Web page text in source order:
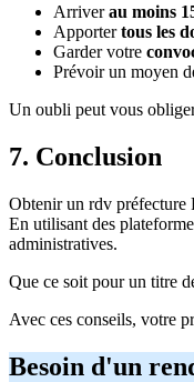
Arriverau moins
Apportertous les
Garder votre
Prévoir un moyen
Un oubli peut vous
7. Conclusion
Obtenir un rdv préfecture
En utilisant des
administratives.
Que ce soit pour un titre
Avec ces conseils, votre
Besoin d'un